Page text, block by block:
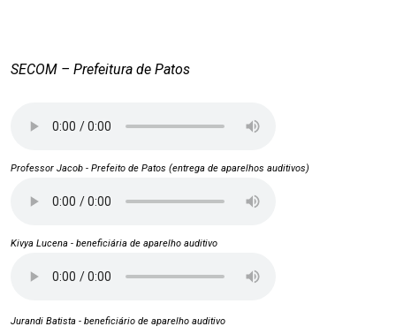
SECOM – Prefeitura de Patos
Professor Jacob - Prefeito de Patos (entrega de aparelhos auditivos)
Kivya Lucena - beneficiária de aparelho auditivo
Jurandi Batista - beneficiário de aparelho auditivo